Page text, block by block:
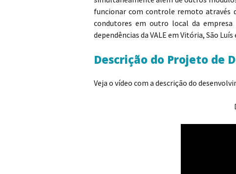
funcionar com controle remoto através
condutores em outro local da empresa
dependências da VALE em Vitória, São
Descrição do Projeto de
Veja o vídeo com a descrição do